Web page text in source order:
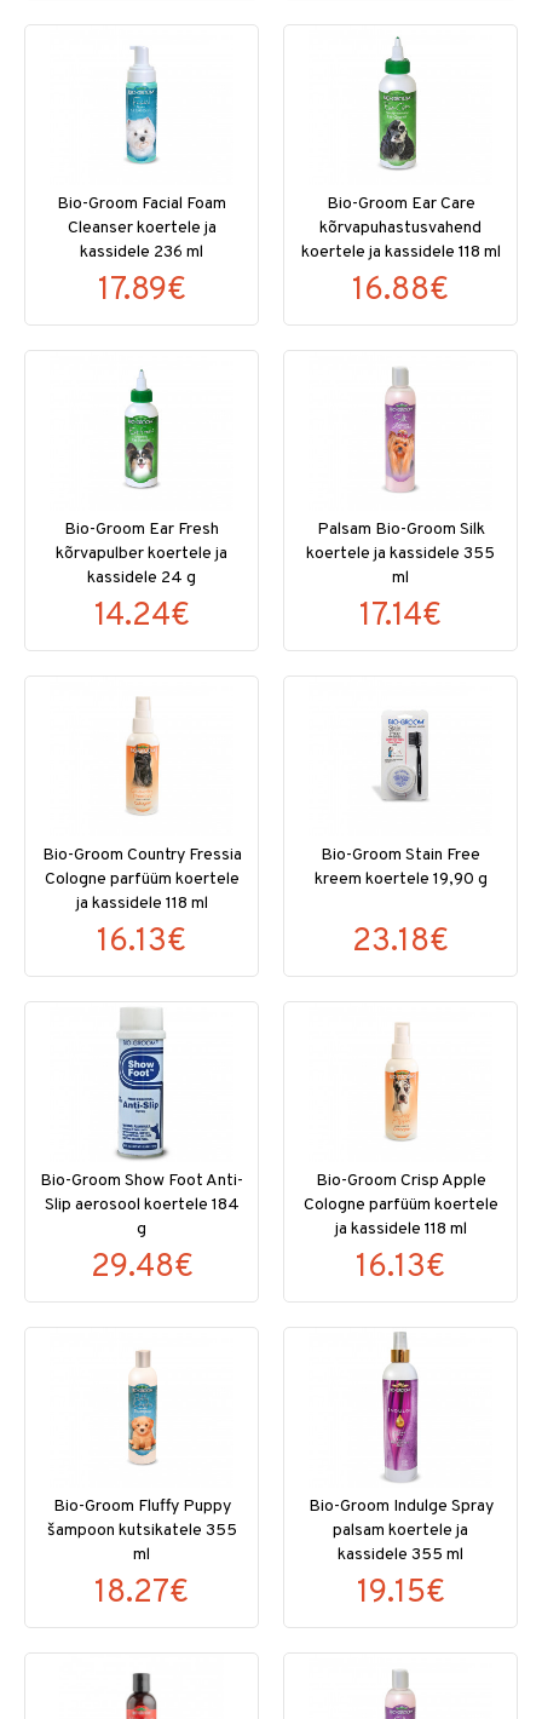
Bio-Groom Facial Foam
Cleanser koertele ja
kassidele 236 ml
17.89€
Bio-Groom Ear Care
kõrvapuhastusvahend
koertele ja kassidele 118 ml
16.88€
Bio-Groom Ear Fresh
kõrvapulber koertele ja
kassidele 24 g
14.24€
Palsam Bio-Groom Silk
koertele ja kassidele 355
ml
17.14€
Bio-Groom Country Fressia
Cologne parfüüm koertele
ja kassidele 118 ml
16.13€
Bio-Groom Stain Free
kreem koertele 19,90 g
23.18€
Bio-Groom Show Foot Anti-
Slip aerosool koertele 184
g
29.48€
Bio-Groom Crisp Apple
Cologne parfüüm koertele
ja kassidele 118 ml
16.13€
Bio-Groom Fluffy Puppy
šampoon kutsikatele 355
ml
18.27€
Bio-Groom Indulge Spray
palsam koertele ja
kassidele 355 ml
19.15€